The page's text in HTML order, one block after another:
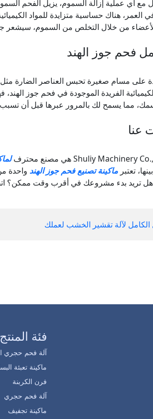
مع أي عملية إزالة السموم، يزيل الفحم
العمر، هناك حساسية متزايدة للمواد
من خلال التخلص من السموم، سيشعر
فحم جوز الهند
على مسام صغيرة تحبس العناصر الضارة مثل
الفريدة الموجودة في فحم جوز
مما يسمح لك بالمرور عبرها قبل أن
عنا
تعتبر ماكينة تصنيع فحم جوز الهند واحدة
هل تريد بدء مشروعك في أقرب وقت ممكن؟
الكامل لآلة تقشير الخشب لعملك
فئة المنتج
آلة فحم حجري
ماكينة تعبئة
فرن الكربنة
آلة فحم حجري
ماكينة تجفيف